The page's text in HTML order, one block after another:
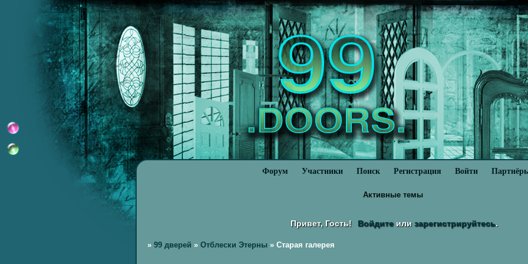
Форум Участники Поиск Регистрация Войти
Активные темы
Привет, Гость! Войдитеили зарегистрируйтесь.
» 99 дверей » Отблески Этерны » Старая галерея